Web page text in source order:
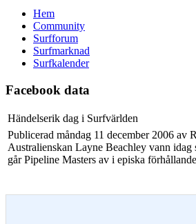
Hem
Community
Surfforum
Surfmarknad
Surfkalender
Facebook data
Händelserik dag i Surfvärlden
Publicerad måndag 11 december 2006 av
Australienskan Layne Beachley vann
går Pipeline Masters av i episka